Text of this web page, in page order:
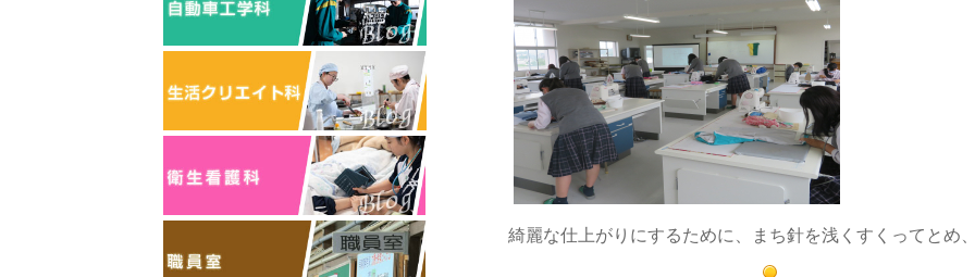
綺麗な仕上がりにするために、まち針を浅くすくってとめ